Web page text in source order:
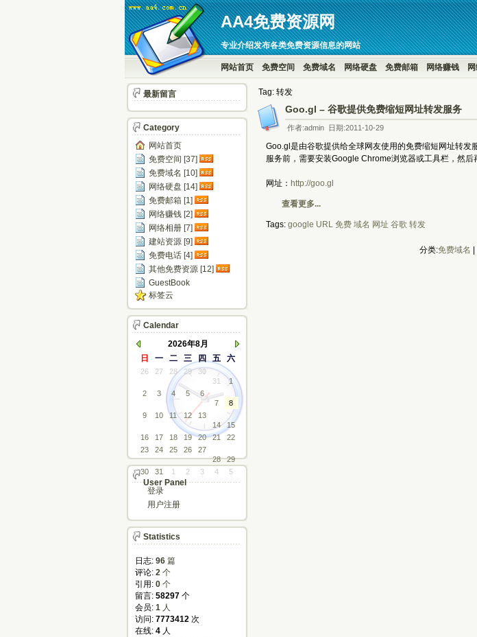
AA4免费资源网
专业介绍发布各类免费资源信息的网站
网站首页 免费空间 免费域名 网络硬盘 免费邮箱 网络赚钱
Tag: 转发
Goo.gl – 谷歌提供免费缩短网址转发服务
作者:admin 日期:2011-10-29
Goo.gl是由谷歌提供给全球网友使用的免费缩短网址转
服务前，需要安装Google Chrome浏览器或工具栏，然后
网址： http://goo.gl
查看更多...
Tags: google URL 免费 域名 网址 谷歌 转发
分类:免费域名
最新留言
Category
网站首页
免费空间 [37]
免费域名 [10]
网络硬盘 [14]
免费邮箱 [1]
网络赚钱 [2]
网络相册 [7]
建站资源 [9]
免费电话 [4]
其他免费资源 [12]
GuestBook
标签云
Calendar
2026年8月
日
一 二 三 四 五 六
26 27 28 29
30
31
1
2
3 4 5
6
7
8
9
10 11 12
13
14
15
16
17 18 19 20 21
22
23
24 25 26
27
28
29
30
31 1 2 3 4 5
User Panel
登录
用户注册
Statistics
日志: 96 篇
评论: 2 个
引用: 0 个
留言: 58297 个
会员: 1 人
访问: 7773412 次
在线: 4 人